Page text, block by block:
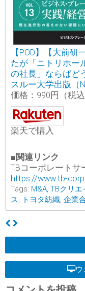
【POD】【大前
たが「ニトリホー
の社長」ならばど
スルー大学出版（
価格：990円（税
楽天で購入
■関連リンク
TBコーポレートサ
https://www.tb-
Tags: M&A, TBクリエ
ス, トヨタ紡織, 企業
ウ